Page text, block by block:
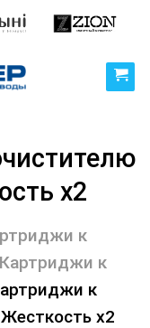
х2
к
Картриджи к
к
х2